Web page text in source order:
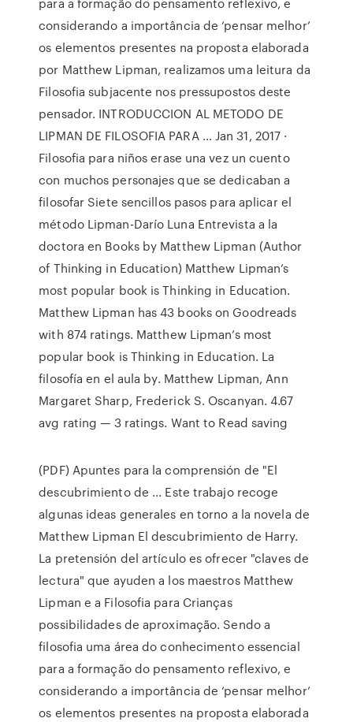
considerando a importância de ‘pensar melhor’
os elementos presentes na proposta elaborada
por Matthew Lipman, realizamos uma leitura da
Filosofia subjacente nos pressupostos deste
pensador. INTRODUCCION AL METODO DE
LIPMAN DE FILOSOFIA PARA … Jan 31, 2017 ·
Filosofia para niños erase una vez un cuento
con muchos personajes que se dedicaban a
filosofar Siete sencillos pasos para aplicar el
método Lipman-Darío Luna Entrevista a la
doctora en Books by Matthew Lipman (Author
of Thinking in Education) Matthew Lipman’s
most popular book is Thinking in Education.
Matthew Lipman has 43 books on Goodreads
with 874 ratings. Matthew Lipman’s most
popular book is Thinking in Education. La
filosofía en el aula by. Matthew Lipman, Ann
Margaret Sharp, Frederick S. Oscanyan. 4.67
avg rating — 3 ratings. Want to Read saving
(PDF) Apuntes para la comprensión de "El
descubrimiento de ... Este trabajo recoge
algunas ideas generales en torno a la novela de
Matthew Lipman El descubrimiento de Harry.
La pretensión del artículo es ofrecer "claves de
lectura" que ayuden a los maestros Matthew
Lipman e a Filosofia para Crianças
possibilidades de aproximação. Sendo a
filosofia uma área do conhecimento essencial
para a formação do pensamento reflexivo, e
considerando a importância de ‘pensar melhor’
os elementos presentes na proposta elaborada